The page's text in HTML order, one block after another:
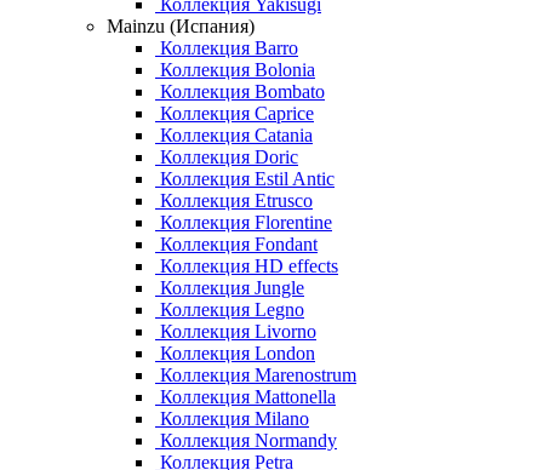
Коллекция Yakisugi
Mainzu (Испания)
Коллекция Barro
Коллекция Bolonia
Коллекция Bombato
Коллекция Caprice
Коллекция Catania
Коллекция Doric
Коллекция Estil Antic
Коллекция Etrusco
Коллекция Florentine
Коллекция Fondant
Коллекция HD effects
Коллекция Jungle
Коллекция Legno
Коллекция Livorno
Коллекция London
Коллекция Marenostrum
Коллекция Mattonella
Коллекция Milano
Коллекция Normandy
Коллекция Petra